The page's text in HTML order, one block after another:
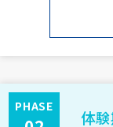
PHASE
体